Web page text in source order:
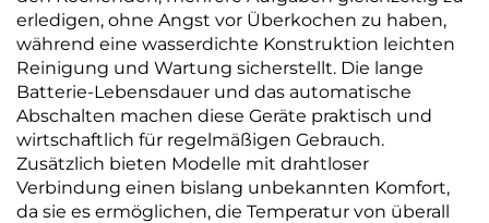
erledigen, ohne Angst vor Überkochen zu haben,
während eine wasserdichte Konstruktion leichten
Reinigung und Wartung sicherstellt. Die lange
Batterie-Lebensdauer und das automatische
Abschalten machen diese Geräte praktisch und
wirtschaftlich für regelmäßigen Gebrauch.
Zusätzlich bieten Modelle mit drahtloser
Verbindung einen bislang unbekannten Komfort,
da sie es ermöglichen, die Temperatur von überall